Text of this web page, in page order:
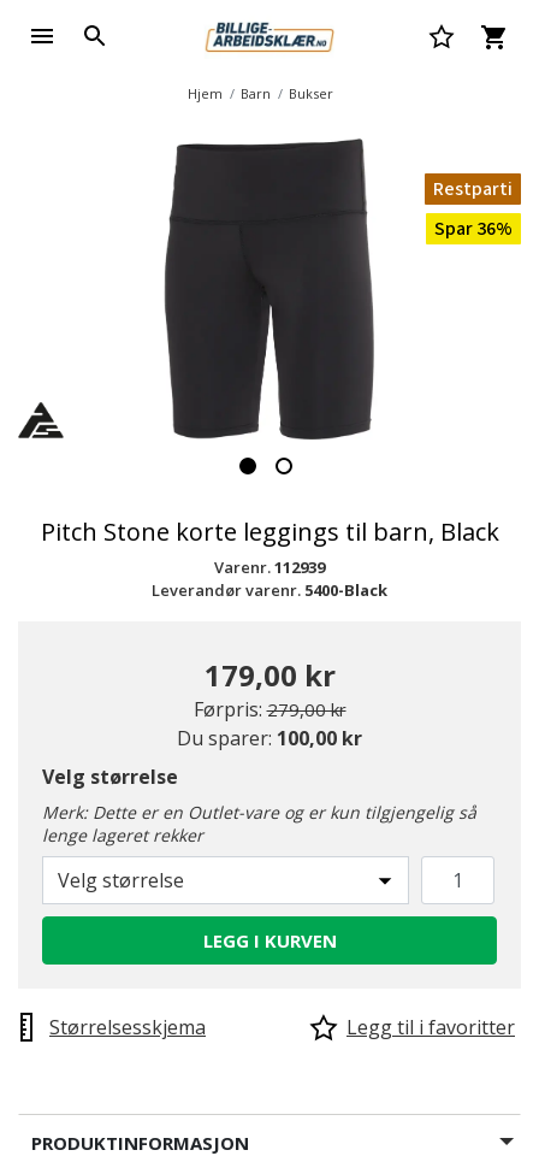
Hjem Barn Bukser
Restparti
Spar 36%
Pitch Stone korte leggings til barn, Black
Varenr.112939
Leverandør varenr. 5400-Black
179,00 kr
Førpris: Pris redusert fra
279,00 krtil
Du sparer: 100,00 kr
Velg størrelse
Merk: Dette er en Outlet-vare og er kun tilgjengelig så
lenge lageret rekker
Velg størrelse
LEGG I KURVEN
Størrelsesskjema Legg til i favoritter
PRODUKTINFORMASJON